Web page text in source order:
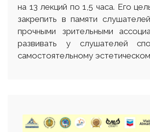
на 13 лекций по 1,5 часа. Его
закрепить в памяти
прочными зрительными
развивать у слушателей
самостоятельному